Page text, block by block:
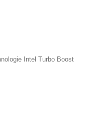
Intel Turbo Boost